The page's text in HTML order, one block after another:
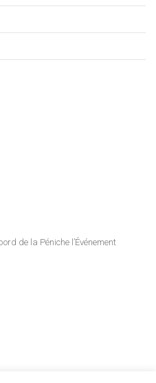
de la Péniche l’Événement